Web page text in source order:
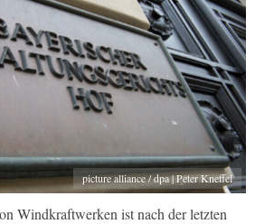
picture alliance / dpa | Peter Kneffel
Windkraftwerken ist nach der letzten